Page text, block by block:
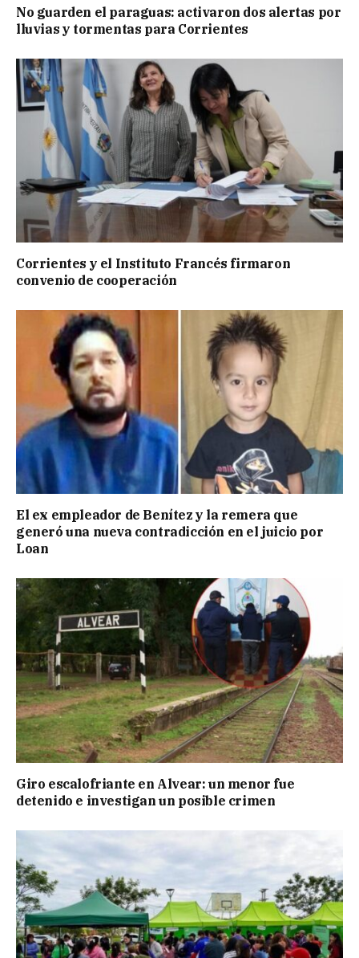
No guarden el paraguas: activaron dos alertas por
lluvias y tormentas para Corrientes
Corrientes y el Instituto Francés firmaron
convenio de cooperación
El ex empleador de Benítez y la remera que
generó una nueva contradicción en el juicio por
Loan
Giro escalofriante en Alvear: un menor fue
detenido e investigan un posible crimen